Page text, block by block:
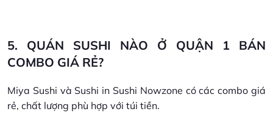
5. QUÁN SUSHI NÀO Ở QUẬN 1 BÁN
COMBO GIÁ RẺ?
Miya Sushi và Sushi in Sushi Nowzone có các combo giá
rẻ, chất lượng phù hợp với túi tiền.